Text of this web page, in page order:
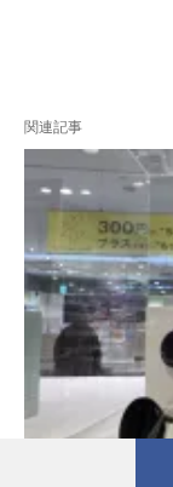
関連記事
3COINS(ス